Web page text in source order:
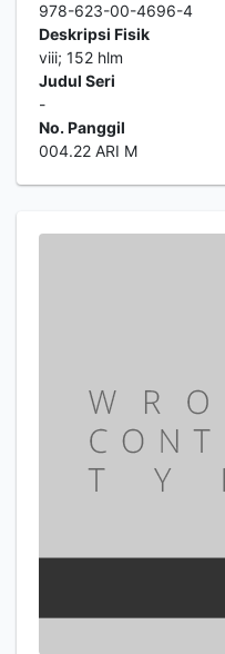
978-623-00-4696-4
Deskripsi Fisik
viii; 152 hlm
Judul Seri
-
No. Panggil
004.22 ARI M